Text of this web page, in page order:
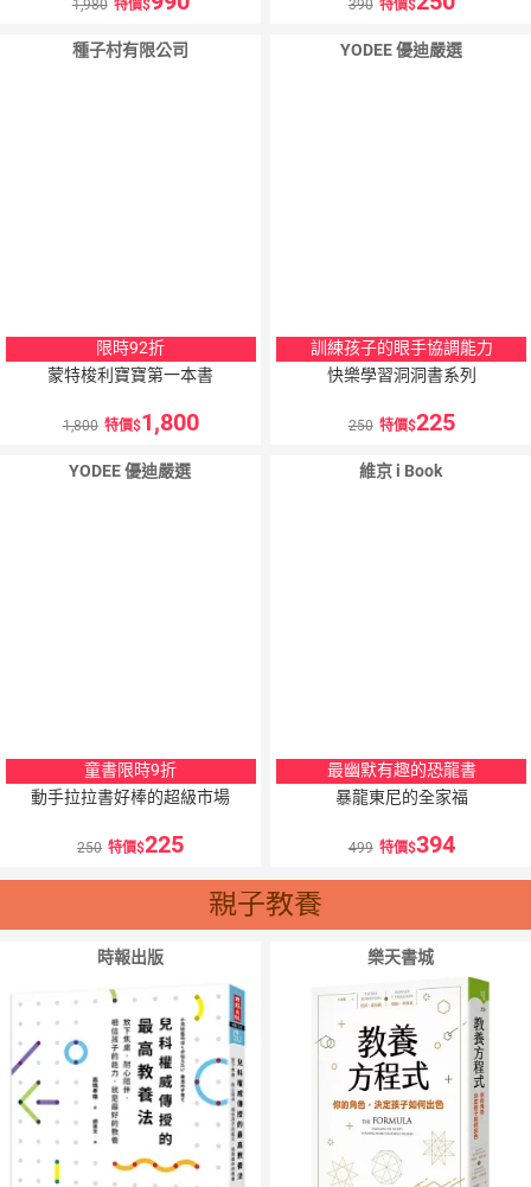
1,980 特價 390 特價
種子村有限公司
限時92折
蒙特梭利寶寶第一本書
1,800 特價 1,800
YODEE 優迪嚴選
訓練孩子的眼手協調能力
快樂學習洞洞書系列
250 特價 225
YODEE 優迪嚴選
童書限時9折
動手拉拉書好棒的超級市場
250 特價 225
維京 i Book
最幽默有趣的恐龍書
暴龍東尼的全家福
499 特價 394
親子教養
時報出版 樂天書城